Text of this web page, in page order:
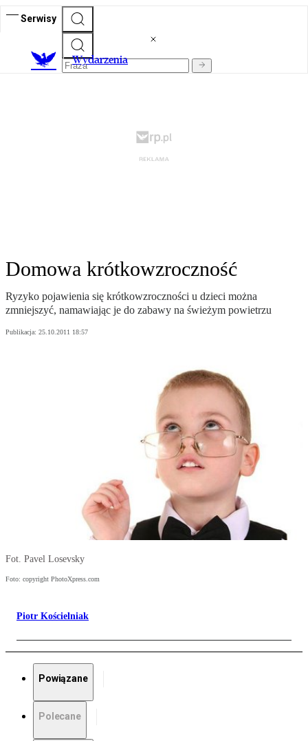
Serwisy
Wydarzenia
Domowa krótkowzroczność
Ryzyko pojawienia się krótkowzroczności u dzieci można
zmniejszyć, namawiając je do zabawy na świeżym powietrzu
Publikacja: 25.10.2011 18:57
Fot. Pavel Losevsky
Foto: copyright PhotoXpress.com
Piotr Kościelniak
Powiązane
Polecane